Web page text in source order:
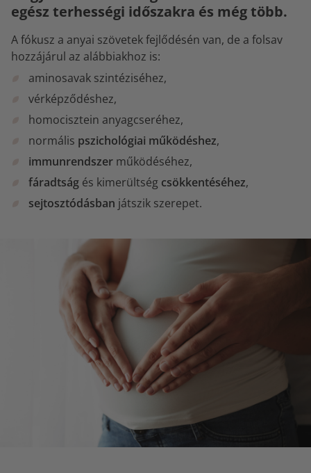
egész terhességi időszakra és még több.
A fókusz a anyai szövetek fejlődésén van, de a folsav
hozzájárul az alábbiakhoz is:
aminosavak szintéziséhez,
vérképződéshez,
homocisztein anyagcseréhez,
normális pszichológiai működéshez,
immunrendszer működéséhez,
fáradtság és kimerültség csökkentéséhez,
sejtosztódásban játszik szerepet.